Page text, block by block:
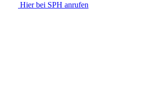
Hier bei SPH anrufen